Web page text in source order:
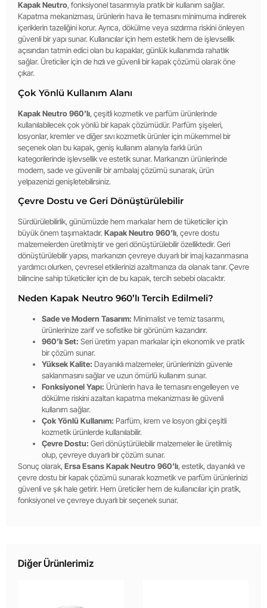
Kapak Neutro, fonksiyonel tasarımıyla pratik bir kullanım sağlar.
Kapatma mekanizması, ürünlerin hava ile temasını minimuma indirerek
içeriklerin tazeliğini korur. Ayrıca, dökülme veya sızdırma riskini önleyen
güvenli bir yapı sunar. Kullanıcılar için hem estetik hem de işlevsellik
açısından tatmin edici olan bu kapaklar, günlük kullanımda rahatlık
sağlar. Üreticiler için de hızlı ve güvenli bir kapak çözümü olarak öne
çıkar.
Çok Yönlü Kullanım Alanı
Kapak Neutro 960’lı, çeşitli kozmetik ve parfüm ürünlerinde
kullanılabilecek çok yönlü bir kapak çözümüdür. Parfüm şişeleri,
losyonlar, kremler ve diğer sıvı kozmetik ürünler için mükemmel bir
seçenek olan bu kapak, geniş kullanım alanıyla farklı ürün
kategorilerinde işlevsellik ve estetik sunar. Markanızın ürünlerinde
modern, sade ve güvenilir bir ambalaj çözümü sunarak, ürün
yelpazenizi genişletebilirsiniz.
Çevre Dostu ve Geri Dönüştürülebilir
Sürdürülebilirlik, günümüzde hem markalar hem de tüketiciler için
büyük önem taşımaktadır.Kapak Neutro 960’lı, çevre dostu
malzemelerden üretilmiştir ve geri dönüştürülebilir özelliktedir. Geri
dönüştürülebilir yapısı, markanızın çevreye duyarlı bir imaj kazanmasına
yardımcı olurken, çevresel etkilerinizi azaltmanıza da olanak tanır. Çevre
bilincine sahip tüketiciler için de bu kapak, tercih sebebi olacaktır.
Neden Kapak Neutro 960’lı Tercih Edilmeli?
Sade ve Modern Tasarım: Minimalist ve temiz tasarımı,
ürünlerinize zarif ve sofistike bir görünüm kazandırır.
960’lı Set: Seri üretim yapan markalar için ekonomik ve pratik
bir çözüm sunar.
Yüksek Kalite: Dayanıklı malzemeler, ürünlerinizin güvenle
saklanmasını sağlar ve uzun ömürlü kullanım sunar.
Fonksiyonel Yapı: Ürünlerin hava ile temasını engelleyen ve
dökülme riskini azaltan kapatma mekanizması ile güvenli
kullanım sağlar.
Çok Yönlü Kullanım: Parfüm, krem ve losyon gibi çeşitli
kozmetik ürünlerde kullanılabilir.
Çevre Dostu: Geri dönüştürülebilir malzemeler ile üretilmiş
olup, çevreye duyarlı bir çözüm sunar.
Sonuç olarak, Ersa Esans Kapak Neutro 960’lı, estetik, dayanıklı ve
çevre dostu bir kapak çözümü sunarak kozmetik ve parfüm ürünlerinizi
güvenli ve şık hale getirir. Hem üreticiler hem de kullanıcılar için pratik,
fonksiyonel ve çevreye duyarlı bir seçenek sunar.
Diğer Ürünlerimiz